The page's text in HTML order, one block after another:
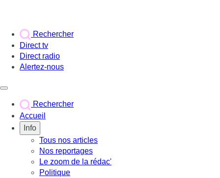
Rechercher
Direct tv
Direct radio
Alertez-nous
Rechercher
Accueil
Info
Tous nos articles
Nos reportages
Le zoom de la rédac'
Politique